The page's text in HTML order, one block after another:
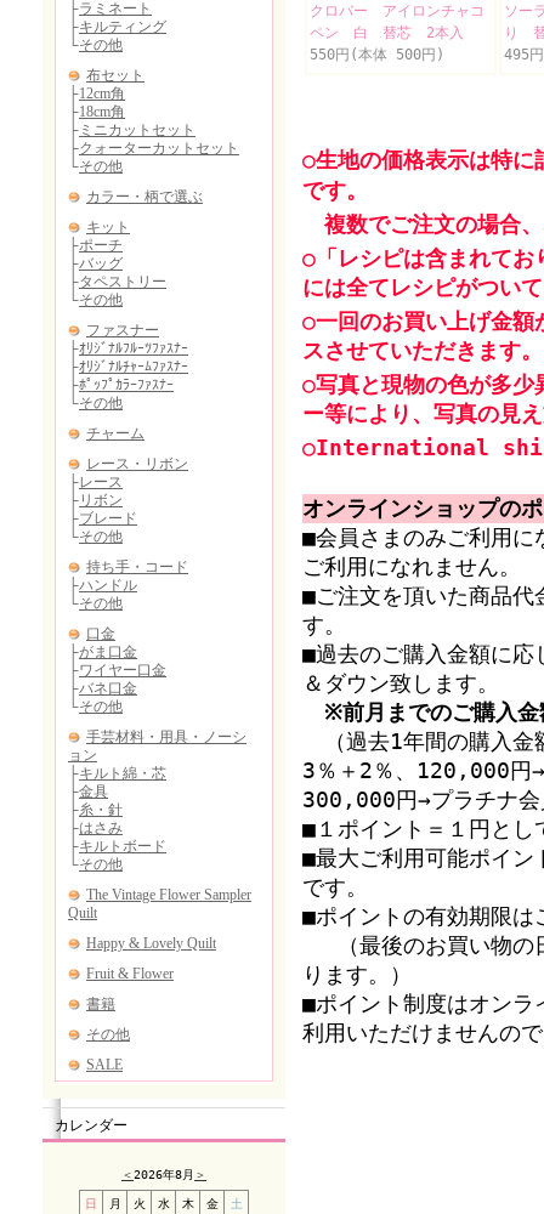
カレンダー
＜2026年8月 ＞
日 月 火 水 木 金 土
クロバー アイロンチャコ
ペン 白 替芯 2本入
550円(本体 500円)
ソー
り
495
○生地の価格表示は特に
です。
複数でご注文の場合
○「レシピは含まれてお
には全てレシピがつい
○一回のお買い上げ金
スさせていただきます。
○写真と現物の色が多少
ー等により、写真の見
○International
オンラインショップの
■会員さまのみご利用に
ご利用になれません。
■ご注文を頂いた商品代
す。
■過去のご購入金額に応
＆ダウン致します。
※前月までのご購入
（過去1年間の購入
3％＋2％、120,000円
300,000円→プラチナ会
■１ポイント＝１円とし
■最大ご利用可能ポイン
です。
■ポイントの有効期限は
（最後のお買い物の
ります。）
■ポイント制度はオン
利用いただけませんの